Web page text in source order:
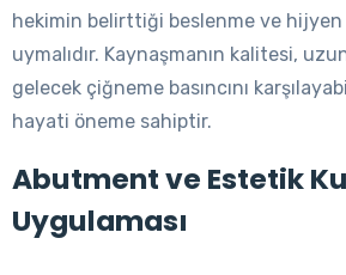
hekimin belirttiği beslenme ve hijyen
uymalıdır. Kaynaşmanın kalitesi,
gelecek çiğneme basıncını
hayati öneme sahiptir.
Abutment ve Estetik
Uygulaması